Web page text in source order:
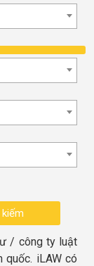
/ công ty luật
iLAW có